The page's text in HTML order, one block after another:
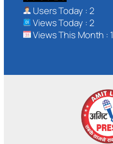
Users Today : 2
Views Today : 2
Views This Month :